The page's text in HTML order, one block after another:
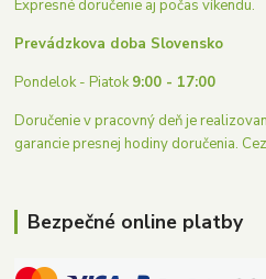
Expresné doručenie aj počas víkendu.
Prevádzkova doba Slovensko
Pondelok - Piatok9:00 - 17:00
Doručenie v pracovný deň je
garancie presnej hodiny doručenia.
Bezpečné online platby